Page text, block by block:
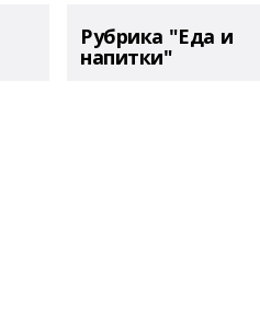
Рубрика "Еда и
напитки"